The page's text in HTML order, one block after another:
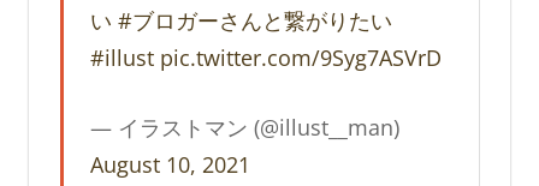
い #ブロガーさんと繋がりたい
#illust pic.twitter.com/9Syg7ASVrD
— イラストマン (@illust__man)
August 10, 2021